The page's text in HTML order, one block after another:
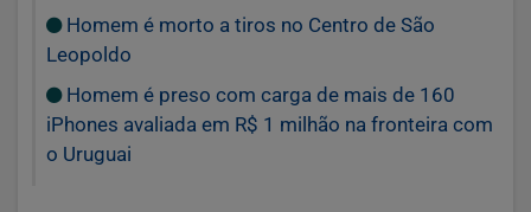
Homem é morto a tiros no Centro de São
Leopoldo
Homem é preso com carga de mais de 160
iPhones avaliada em R$ 1 milhão na fronteira com
o Uruguai